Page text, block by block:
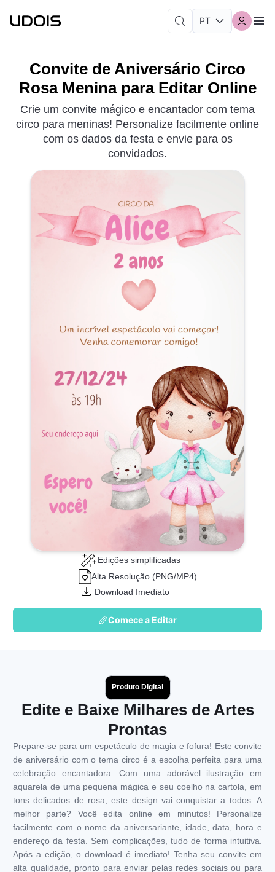
Convite de Aniversário Circo
Rosa Menina para Editar Online
Crie um convite mágico e encantador com tema
circo para meninas! Personalize facilmente online
com os dados da festa e envie para os
convidados.
Edições simplificadas
Alta Resolução (PNG/MP4)
Download Imediato
Comece a Editar
Produto Digital
Edite e Baixe Milhares de Artes
Prontas
Prepare-se para um espetáculo de magia e fofura! Este convite
de aniversário com o tema circo é a escolha perfeita para uma
celebração encantadora. Com uma adorável ilustração em
aquarela de uma pequena mágica e seu coelho na cartola, em
tons delicados de rosa, este design vai conquistar a todos. A
melhor parte? Você edita online em minutos! Personalize
facilmente com o nome da aniversariante, idade, data, hora e
endereço da festa. Sem complicações, tudo de forma intuitiva.
Após a edição, o download é imediato! Tenha seu convite em
alta qualidade, pronto para enviar pelas redes sociais ou para